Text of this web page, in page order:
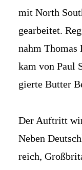
mit North
gearbeitet.
nahm Thomas
kam von Paul
gierte Butter
Der Auf­tritt
Neben
reich,